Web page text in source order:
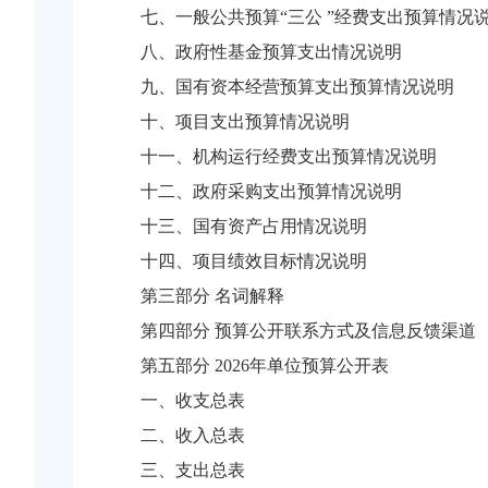
七、一般公共预算“三公 ”经费支出预算情况
八、政府性基金预算支出情况说明
九、国有资本经营预算支出预算情况说明
十、项目支出预算情况说明
十一、机构运行经费支出预算情况说明
十二、政府采购支出预算情况说明
十三、国有资产占用情况说明
十四、项目绩效目标情况说明
第三部分 名词解释
第四部分 预算公开联系方式及信息反馈渠道
第五部分 2026年单位预算公开表
一、收支总表
二、收入总表
三、支出总表